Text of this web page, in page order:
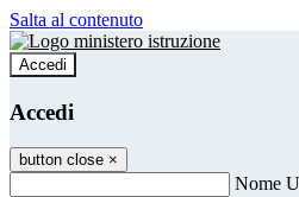
Salta al contenuto
Accedi
Accedi
button close ×
Nome